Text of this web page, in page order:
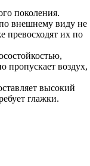
поколения.
внешнему виду не
превосходят их по
пропускает воздух,
высокий
глажки.